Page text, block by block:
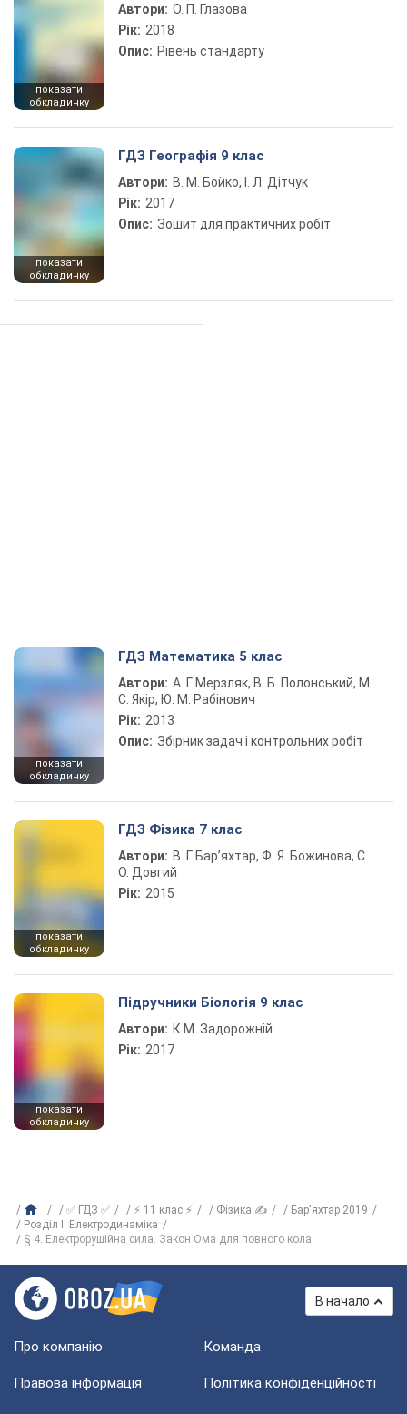
показати
обкладинку
Автори: О. П. Глазова
Рік: 2018
Опис: Рівень стандарту
показати
обкладинку
ГДЗ Географія 9 клас
Автори: В. М. Бойко, І. Л. Дітчук
Рік: 2017
Опис: Зошит для практичних робіт
показати
обкладинку
ГДЗ Математика 5 клас
Автори: А. Г. Мерзляк, В. Б. Полонський, М.
С. Якір, Ю. М. Рабінович
Рік: 2013
Опис: Збірник задач і контрольних робіт
показати
обкладинку
ГДЗ Фізика 7 клас
Автори: В. Г. Бар’яхтар, Ф. Я. Божинова, С.
О. Довгий
Рік: 2015
показати
обкладинку
Підручники Біологія 9 клас
Автори: К.М. Задорожній
Рік: 2017
✅ ГДЗ ✅ ⚡ 11 клас ⚡ Фізика ✍
Бар'яхтар 2019
Розділ I. Електродинаміка
§ 4. Електрорушійна сила. Закон Ома для повного кола
В начало
Про компанію Команда
Правова інформація Політика конфіденційності